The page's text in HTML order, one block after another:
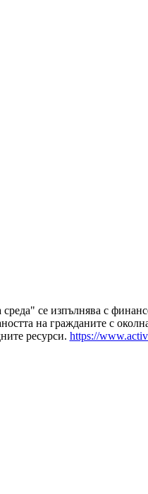
се изпълнява с
на гражданите с
ресурси. https://